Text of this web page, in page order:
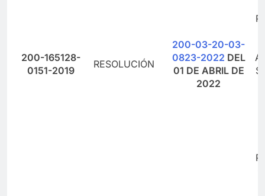
200-165128-
0151-2019
RESOLUCIÓN
200-03-20-03-
0823-2022 DEL
01 DE ABRIL DE
2022